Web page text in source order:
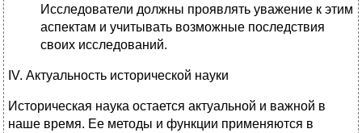
Исследователи должны проявлять уважение к этим
аспектам и учитывать возможные последствия
своих исследований.
IV. Актуальность исторической науки
Историческая наука остается актуальной и важной в
наше время. Ее методы и функции применяются в